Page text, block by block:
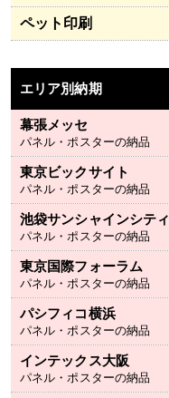
ペット印刷
エリア別納期
幕張メッセ
パネル・ポスターの納品
東京ビックサイト
パネル・ポスターの納品
池袋サンシャインシティ
パネル・ポスターの納品
東京国際フォーラム
パネル・ポスターの納品
パシフィコ横浜
パネル・ポスターの納品
インテックス大阪
パネル・ポスターの納品